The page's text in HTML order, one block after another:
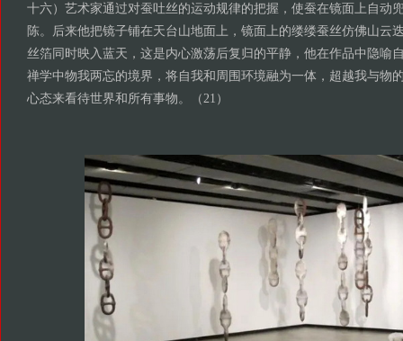
十六）艺术家通过对蚕吐丝的运动规律的把握，使蚕在镜面上自动
陈。后来他把镜子铺在天台山地面上，镜面上的缕缕蚕丝仿佛山云
丝箔同时映入蓝天，这是内心激荡后复归的平静，他在作品中隐喻
禅学中物我两忘的境界，将自我和周围环境融为一体，超越我与物
心态来看待世界和所有事物。（21）